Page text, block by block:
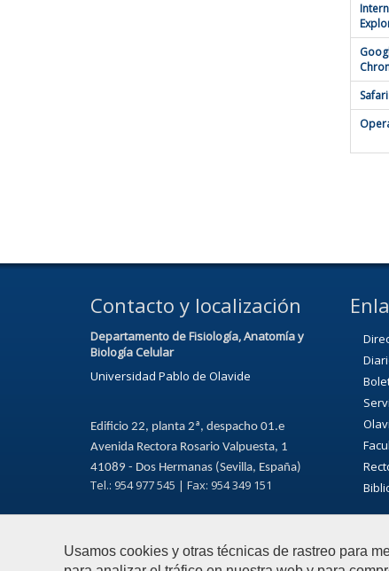
Usamos cookies y otras técnicas de rastreo para
Safari
Contacto y localización
Departamento de Fisiología, Anatomía y
Biología Celular
Universidad Pablo de Olavide
Edificio 22, planta 2ª, despacho 01.e
Avenida Rectora Rosario Valpuesta, 1
41089 - Dos Hermanas (Sevilla, España)
Tel.: 954 977 545 | Fax: 954 349 151